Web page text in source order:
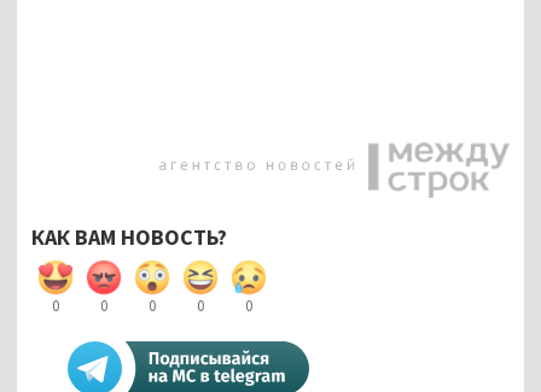
КАК ВАМ НОВОСТЬ?
0 0 0 0 0